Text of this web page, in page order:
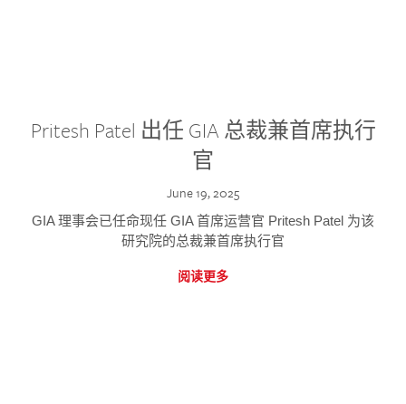
Pritesh Patel 出任 GIA 总裁兼首席执行
官
June 19, 2025
GIA 理事会已任命现任 GIA 首席运营官 Pritesh Patel 为该
研究院的总裁兼首席执行官
阅读更多